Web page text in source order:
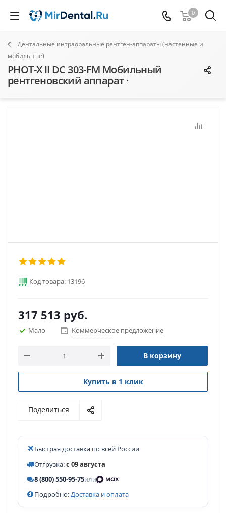
0
Дентальные интраоральные рентген-аппараты (настенные и
мобильные)
PHOT-X II DC 303-FM Мобильный
рентгеновский аппарат ·
Код товара: 13196
317 513 руб.
Мало Коммерческое предложение
В корзину
Купить в 1 клик
Поделиться
Быстрая доставка по всей России
Отгрузка:с 09 августа
8 (800) 550-95-75или
Подробно:Доставка и оплата